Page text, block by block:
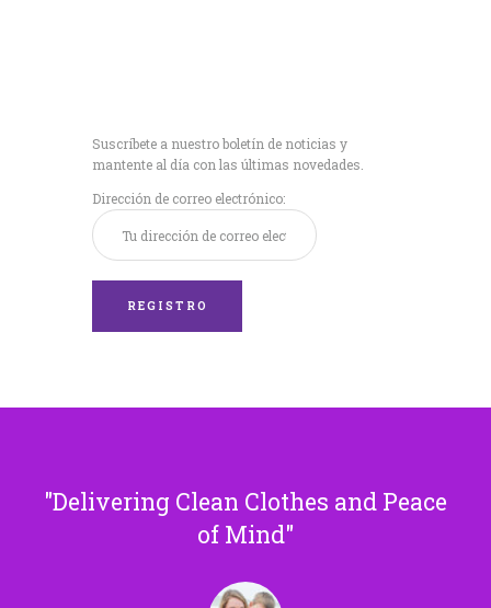
Suscríbete a nuestro boletín de noticias y
mantente al día con las últimas novedades.
Dirección de correo electrónico:
Delivering Clean Clothes and Peace
of Mind